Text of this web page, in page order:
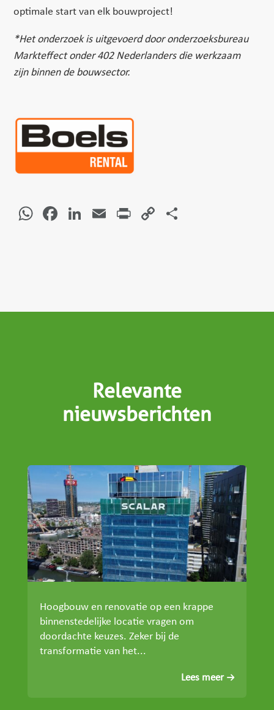
optimale start van elk bouwproject!
*Het onderzoek is uitgevoerd door onderzoeksbureau
Markteffect onder 402 Nederlanders die werkzaam
zijn binnen de bouwsector.
WhatsApp
Facebook
LinkedIn
EmailPrintCopy
Relevante
nieuwsberichten
Hoogbouw en renovatie op een krappe
binnenstedelijke locatie vragen om
doordachte keuzes. Zeker bij de
transformatie van het...
Lees meer